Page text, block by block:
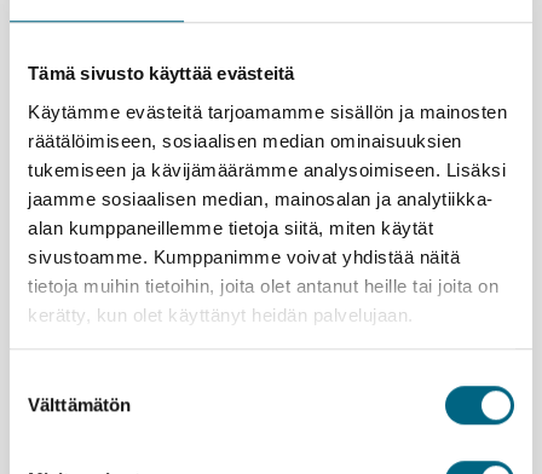
Tämä sivusto käyttää evästeitä
Käytämme evästeitä tarjoamamme sisällön ja mainosten
räätälöimiseen, sosiaalisen median ominaisuuksien
tukemiseen ja kävijämäärämme analysoimiseen. Lisäksi
jaamme sosiaalisen median, mainosalan ja analytiikka-
alan kumppaneillemme tietoja siitä, miten käytät
sivustoamme. Kumppanimme voivat yhdistää näitä
tietoja muihin tietoihin, joita olet antanut heille tai joita on
kerätty, kun olet käyttänyt heidän palvelujaan.
valinta
Välttämätön
Ihaile Rion maisemia korkeuksista. Kristus-patsaan
hammasratasjunalla.
Nauti Ilhabelan rannoista ja viidakon kätkemistä
vesiputouksista. Valtaosa saaresta on Unescon
suojelemaa biosfäärialuetta, jossa elävät muun
muassa tukaanit ja kapusiiniapinat.
Buenos Aires kutsuu kävelylle kaupunginosiin.
Italialaisvaikutteisessa La Bocassa on väriä ja rosoa,
historiallisesta San Telmosta löytyy vanhaa
arkkitehtuuria ja tangoa tanssivia pareja.
Voit tarkastella matkan kokonaishintaa ennen